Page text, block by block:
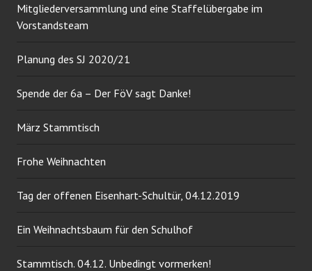
Mitgliederversammlung und eine Staffelübergabe im
Vorstandsteam
Planung des SJ 2020/21
Spende der 6a – Der FöV sagt Danke!
März Stammtisch
Frohe Weihnachten
Tag der offenen Eisenhart-Schultür, 04.12.2019
Ein Weihnachtsbaum für den Schulhof
Stammtisch. 04.12. Unbedingt vormerken!